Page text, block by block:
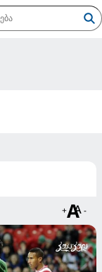
+ -